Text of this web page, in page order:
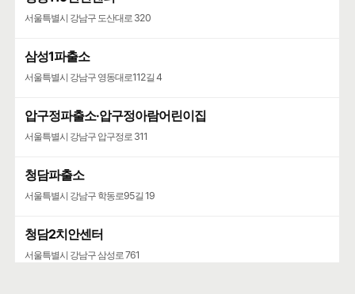
서울특별시 강남구 도산대로 320
삼성1파출소
서울특별시 강남구 영동대로112길 4
압구정파출소·압구정아람어린이집
서울특별시 강남구 압구정로 311
청담파출소
서울특별시 강남구 학동로95길 19
청담2치안센터
서울특별시 강남구 삼성로 761